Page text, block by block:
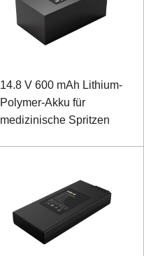
14.8 V 600 mAh Lithium-
Polymer-Akku für
medizinische Spritzen